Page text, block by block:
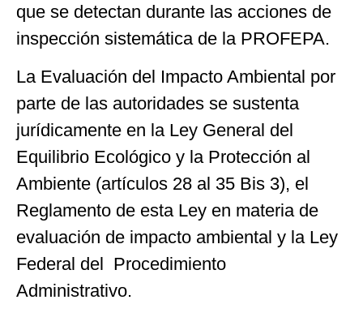
que se detectan durante las acciones de
inspección sistemática de la PROFEPA.
La Evaluación del Impacto Ambiental por
parte de las autoridades se sustenta
jurídicamente en la Ley General del
Equilibrio Ecológico y la Protección al
Ambiente (artículos 28 al 35 Bis 3), el
Reglamento de esta Ley en materia de
evaluación de impacto ambiental y la Ley
Federal del Procedimiento
Administrativo.